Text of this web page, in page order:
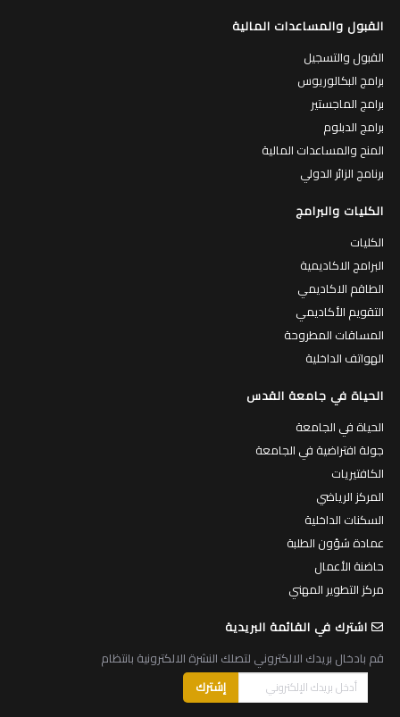
القبول والمساعدات المالية
القبول والتسجيل
برامج البكالوريوس
برامج الماجستير
برامج الدبلوم
المنح والمساعدات المالية
برنامج الزائر الدولي
الكليات والبرامج
الكليات
البرامج الاكاديمية
الطاقم الاكاديمي
التقويم الأكاديمي
المساقات المطروحة
الهواتف الداخلية
الحياة في جامعة القدس
الحياة في الجامعة
جولة افتراضية في الجامعة
الكافتيريات
المركز الرياضي
السكنات الداخلية
عمادة شؤون الطلبة
حاضنة الأعمال
مركز التطوير المهني
اشترك في القائمة البريدية
قم بادخال بريدك الالكتروني لتصلك النشرة الالكترونية بانتظام